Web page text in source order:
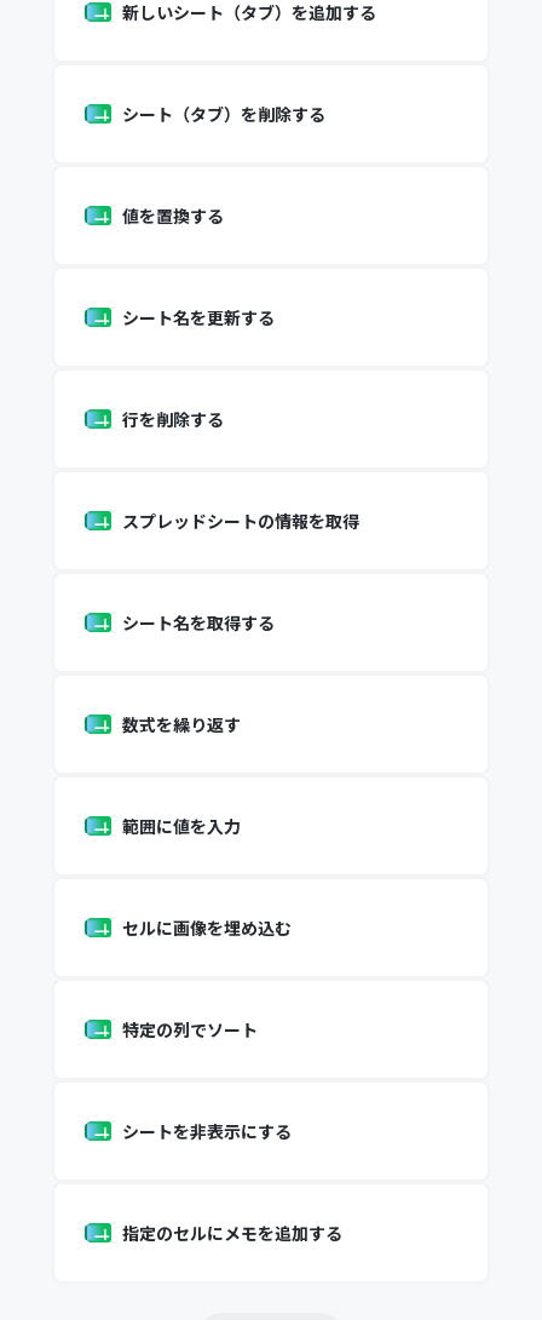
新しいシート（タブ）を追加する
シート（タブ）を削除する
値を置換する
シート名を更新する
行を削除する
スプレッドシートの情報を取得
シート名を取得する
数式を繰り返す
範囲に値を入力
セルに画像を埋め込む
特定の列でソート
シートを非表示にする
指定のセルにメモを追加する